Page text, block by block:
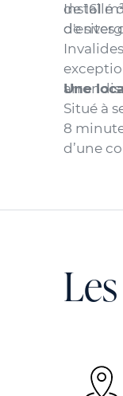
de 161
Installé
de sites
Une
Situé à
8
d’une